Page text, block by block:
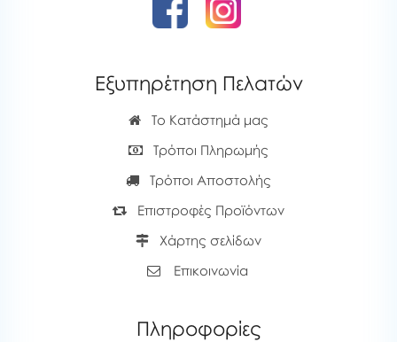
Εξυπηρέτηση Πελατών
Το Κατάστημά μας
Τρόποι Πληρωμής
Τρόποι Αποστολής
Επιστροφές Προϊόντων
Χάρτης σελίδων
Επικοινωνία
Πληροφορίες